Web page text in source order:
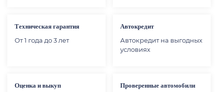
Техническая гарантия
От 1 года до 3 лет
Автокредит
Автокредит на выгодных
условиях
Оценка и выкуп Проверенные автомобили